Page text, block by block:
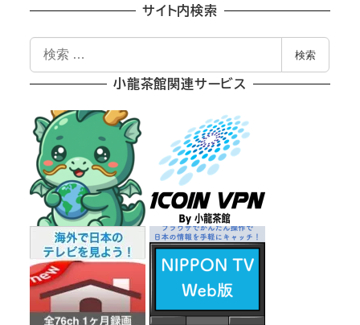
サイト内検索
索
検索
小龍茶館関連サービス